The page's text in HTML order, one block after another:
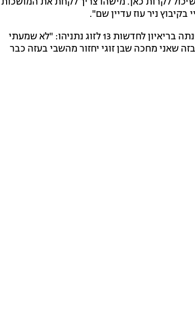
ניר עוז עדיין שם".
ג'ניפר מאסטר, בת זוגו של אנדריי קוזלוב שחטוף בעזה, פנתה בריאיון לחדשות 13 לזוג נתניהו: "לא שמעתי
בזה שאני מחכה שבן זוגי יחזור מהשבי בעזה כבר